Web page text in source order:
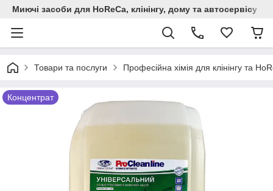
Миючi засоби для HoReCa, клінінгу, дому та автосервiсу
Товари та послуги Професійна хімія для клінінгу та
Концентрат